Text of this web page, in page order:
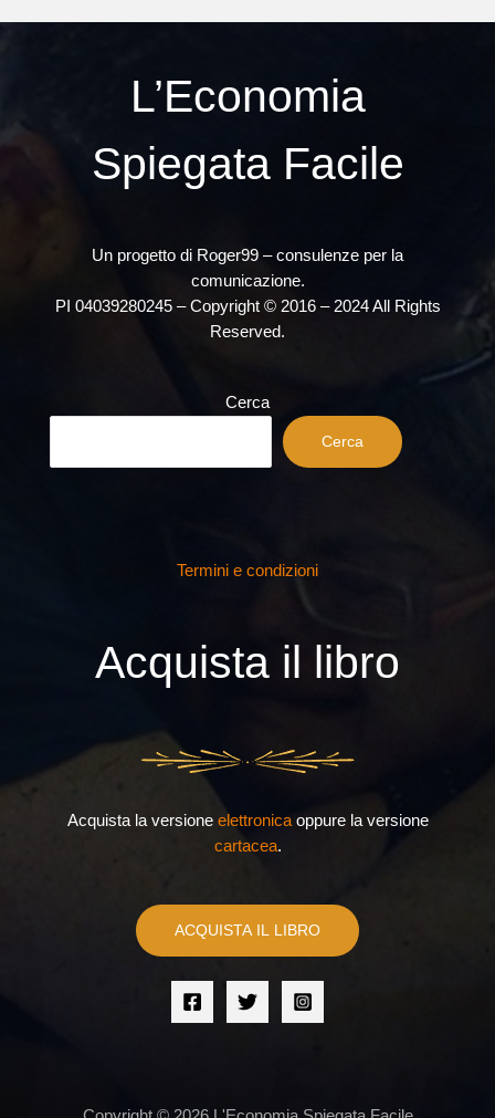
L’Economia
Spiegata Facile
Un progetto di Roger99 – consulenze per la
comunicazione.
PI 04039280245 – Copyright © 2016 – 2024 All Rights
Reserved.
Cerca
Cerca
Termini e condizioni
Acquista il libro
Acquista la versione elettronicaoppure la versione
cartacea.
ACQUISTA IL LIBRO